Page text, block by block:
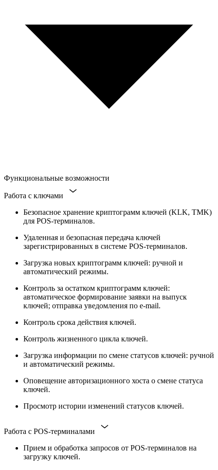
Функциональные возможности
Работа с ключами
Безопасное хранение криптограмм ключей (KLK, TMK)
для POS-терминалов.
Удаленная и безопасная передача ключей
зарегистрированных в системе POS-терминалов.
Загрузка новых криптограмм ключей: ручной и
автоматический режимы.
Контроль за остатком криптограмм ключей:
автоматическое формирование заявки на выпуск
ключей; отправка уведомления по e-mail.
Контроль срока действия ключей.
Контроль жизненного цикла ключей.
Загрузка информации по смене статусов ключей: ручной
и автоматический режимы.
Оповещение авторизационного хоста о смене статуса
ключей.
Просмотр истории изменений статусов ключей.
Работа с POS-терминалами
Прием и обработка запросов от POS-терминалов на
загрузку ключей.